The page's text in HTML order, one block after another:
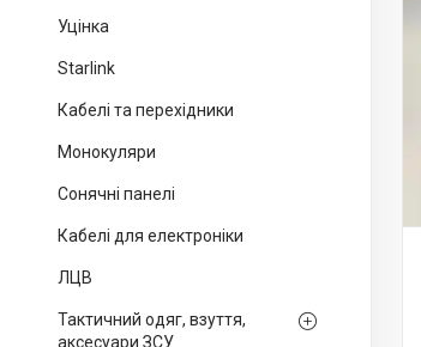
Уцінка
Starlink
Кабелі та перехідники
Монокуляри
Сонячні панелі
Кабелі для електроніки
ЛЦВ
Тактичний одяг, взуття,
аксесуари ЗСУ